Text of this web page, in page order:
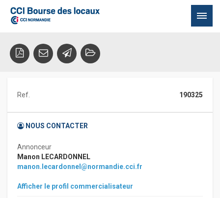
contenu
usages : garde-meubles,
autres activités… situé dans
le bourg de ND DU
de revitalisation rurale
50140 50381
Ref. 190325
NOUS CONTACTER
Annonceur
Manon LECARDONNEL
manon.lecardonnel@normandie.cci.fr
Afficher le profil commercialisateur